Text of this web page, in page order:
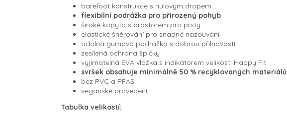
barefoot konstrukce s nulovým dropem
flexibilní podrážka pro přirozený pohyb
široké kopyto s prostorem pro prsty
elastické šněrování pro snadné nazouvání
odolná gumová podrážka s dobrou přilnavostí
zesílená ochrana špičky
vyjímatelná EVA vložka s indikátorem velikosti Happy Fit
svršek obsahuje minimálně 50 % recyklovaných materiálů
bez PVC a PFAS
veganské provedení
Tabulka velikostí: